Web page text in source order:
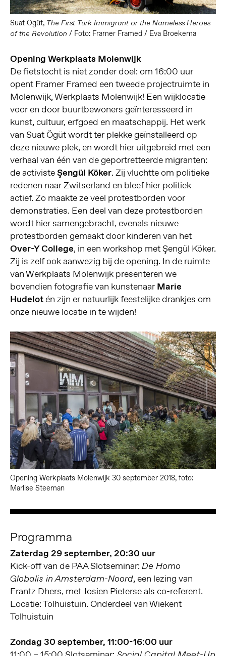
Suat Ögüt, The First Turk Immigrant or the Nameless Heroes
of the Revolution / Foto: Framer Framed / Eva Broekema
Opening Werkplaats Molenwijk
De fietstocht is niet zonder doel: om 16:00 uur
opent Framer Framed een tweede projectruimte in
Molenwijk, Werkplaats Molenwijk! Een wijklocatie
voor en door buurtbewoners geïnteresseerd in
kunst, cultuur, erfgoed en maatschappij. Het werk
van Suat Ögüt wordt ter plekke geïnstalleerd op
deze nieuwe plek, en wordt hier uitgebreid met een
verhaal van één van de geportretteerde migranten:
de activisteŞengül Köker. Zij vluchtte om politieke
redenen naar Zwitserland en bleef hier politiek
actief. Zo maakte ze veel protestborden voor
demonstraties. Een deel van deze protestborden
wordt hier samengebracht, evenals nieuwe
protestborden gemaakt door kinderen van het
Over-Y College, in een workshop met Şengül Köker.
Zij is zelf ook aanwezig bij de opening. In de ruimte
van Werkplaats Molenwijk presenteren we
bovendien fotografie van kunstenaarMarie
Hudelotén zijn er natuurlijk feestelijke drankjes om
onze nieuwe locatie in te wijden!
Opening Werkplaats Molenwijk 30 september 2018, foto:
Marlise Steeman
Programma
Zaterdag 29 september, 20:30 uur
Kick-off van de PAA Slotseminar: De Homo
Globalis in Amsterdam-Noord, een lezing van
Frantz Dhers, met Josien Pieterse als co-referent.
Locatie: Tolhuistuin. Onderdeel van Wiekent
Tolhuistuin
Zondag 30 september, 11:00-16:00 uur